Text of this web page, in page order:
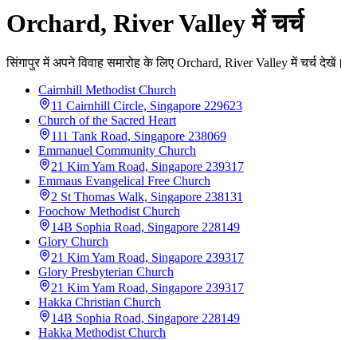
Orchard, River Valley में चर्च
सिंगापुर में अपने विवाह समारोह के लिए Orchard, River Valley में चर्च देखें।
Cairnhill Methodist Church
11 Cairnhill Circle, Singapore 229623
Church of the Sacred Heart
111 Tank Road, Singapore 238069
Emmanuel Community Church
21 Kim Yam Road, Singapore 239317
Emmaus Evangelical Free Church
2 St Thomas Walk, Singapore 238131
Foochow Methodist Church
14B Sophia Road, Singapore 228149
Glory Church
21 Kim Yam Road, Singapore 239317
Glory Presbyterian Church
21 Kim Yam Road, Singapore 239317
Hakka Christian Church
14B Sophia Road, Singapore 228149
Hakka Methodist Church